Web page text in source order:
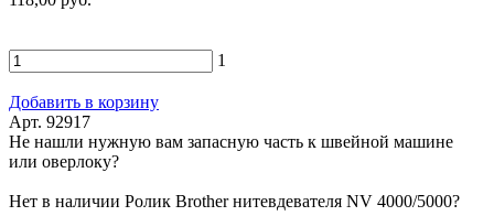
1
Добавить в корзину
Арт. 92917
Не нашли нужную вам запасную часть к швейной машине
или оверлоку?
Нет в наличии Ролик Brother нитевдевателя NV 4000/5000?